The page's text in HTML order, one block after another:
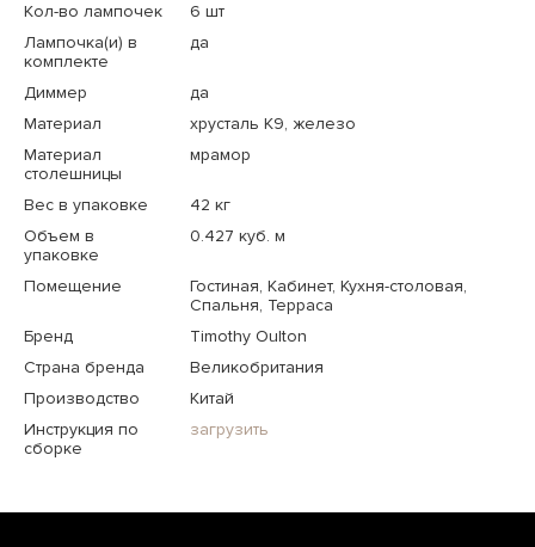
Кол-во лампочек
6 шт
Лампочка(и) в
комплекте
да
Диммер
да
Материал
хрусталь K9, железо
Материал
столешницы
мрамор
Вес в упаковке
42 кг
Объем в
упаковке
0.427 куб. м
Помещение
Гостиная, Кабинет, Кухня-столовая,
Спальня, Терраса
Бренд
Timothy Oulton
Страна бренда
Великобритания
Производство
Китай
Инструкция по
сборке
загрузить